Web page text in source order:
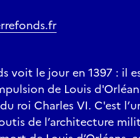
voit le jour en 1397 : il
de Louis
roi Charles VI. C'est
de l’architecture